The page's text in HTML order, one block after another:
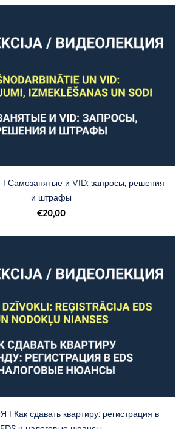
и VID: запросы, решения
и штрафы
€20,00
Как сдавать квартиру: регистрация в